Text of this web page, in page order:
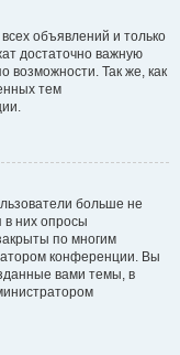
объявлений и только
достаточно важную
Так же, как
тем
больше не
в них опросы
по многим
конференции. Вы
вами темы, в